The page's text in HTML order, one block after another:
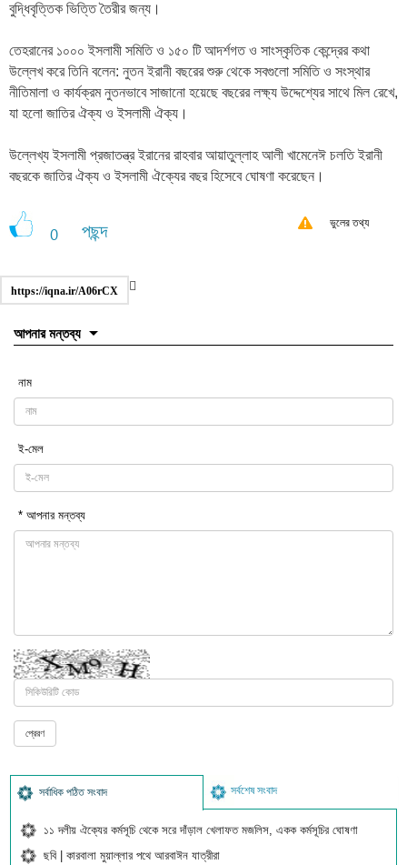
বুদ্ধিবৃত্তিক ভিত্তি তৈরীর জন্য।
তেহরানের ১০০০ ইসলামী সমিতি ও ১৫০ টি আদর্শগত ও সাংস্কৃতিক কেন্দ্রের কথা
উল্লেখ করে তিনি বলেন: নুতন ইরানী বছরের শুরু থেকে সবগুলো সমিতি ও সংস্থার
নীতিমালা ও কার্যক্রম নুতনভাবে সাজানো হয়েছে বছরের লক্ষ্য উদ্দেশ্যের সাথে মিল রেখে,
যা হলো জাতির ঐক্য ও ইসলামী ঐক্য।
উল্লেখ্য ইসলামী প্রজাতন্ত্র ইরানের রাহবার আয়াতুল্লাহ আলী খামেনেঈ চলতি ইরানী
বছরকে জাতির ঐক্য ও ইসলামী ঐক্যের বছর হিসেবে ঘোষণা করেছেন।
0 পছন্দ ভুলের তথ্য
https://iqna.ir/A06rCX
আপনার মন্তব্য
নাম
ই-মেল
* আপনার মন্তব্য
সর্বাধিক পঠিত সংবাদ সর্বশেষ সংবাদ
১১ দলীয় ঐক্যের কর্মসূচি থেকে সরে দাঁড়াল খেলাফত মজলিস, একক কর্মসূচির ঘোষণা
ছবি | কারবালা মুয়াল্লার পথে আরবাঈন যাত্রীরা